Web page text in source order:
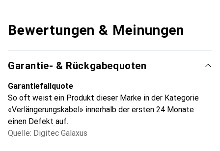
Bewertungen & Meinungen
Garantie- & Rückgabequoten
Garantiefallquote
So oft weist ein Produkt dieser Marke in der Kategorie
«Verlängerungskabel» innerhalb der ersten 24 Monate
einen Defekt auf.
Quelle: Digitec Galaxus